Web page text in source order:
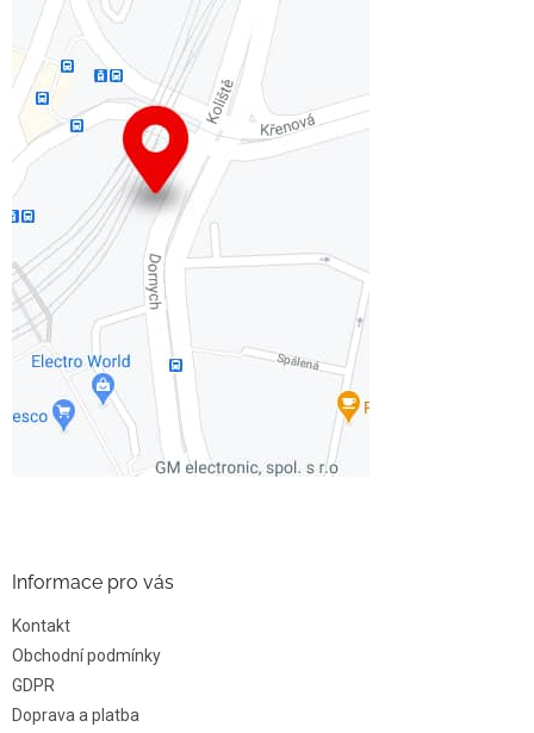
Informace pro vás
Kontakt
Obchodní podmínky
GDPR
Doprava a platba